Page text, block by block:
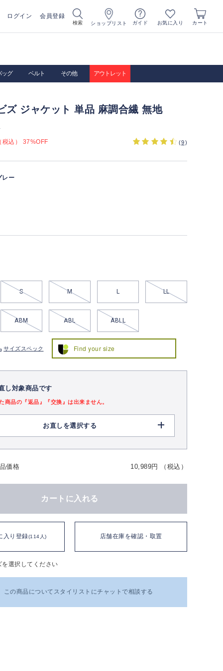
ログイン 会員登録
検索 ショップリスト ガイド お気に入り カート
ッグ ベルト その他 アウトレット
ズ ジャケット 単品 麻調合繊 無地
込） 37%OFF (9)
レー
S M L LL
ABM ABL ABLL
サイズスペック Find your size
し対象商品です
商品の『返品』『交換』は出来ません。
お直しを選択する
価格 10,989円 （税込）
カートに入れる
入り登録(114人) 店舗在庫を確認・取置
選択してください
この商品についてスタイリストにチャットで相談する